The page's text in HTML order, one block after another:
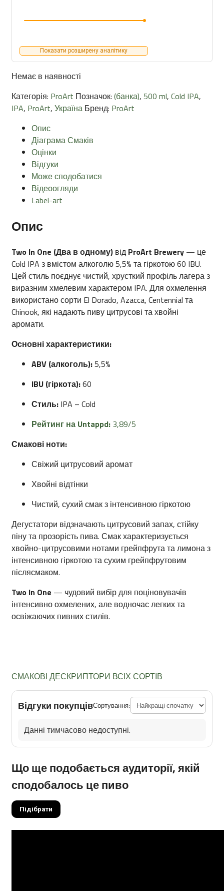
Показати розширену аналітику
Немає в наявності
Категорія: ProArt Позначок: (банка), 500 ml, Cold IPA,
IPA, ProArt, Україна Бренд: ProArt
Опис
Діаграма Смаків
Оцінки
Відгуки
Може сподобатися
Відеоогляди
Label-art
Опис
Two In One (Два в одному) від ProArt Brewery — це
Cold IPA з вмістом алкоголю 5,5% та гіркотою 60 IBU.
Цей стиль поєднує чистий, хрусткий профіль лагера з
виразним хмелевим характером IPA. Для охмелення
використано сорти El Dorado, Azacca, Centennial та
Chinook, які надають пиву цитрусові та хвойні
аромати.
Основні характеристики:
ABV (алкоголь):5,5%
IBU (гіркота):60
Стиль: IPA – Cold
Рейтинг на Untappd: 3,89/5
Смакові ноти:
Свіжий цитрусовий аромат
Хвойні відтінки
Чистий, сухий смак з інтенсивною гіркотою
Дегустатори відзначають цитрусовий запах, стійку
піну та прозорість пива. Смак характеризується
хвойно-цитрусовими нотами грейпфрута та лимона з
інтенсивною гіркотою та сухим грейпфрутовим
післясмаком.
Two In One — чудовий вибір для поціновувачів
інтенсивно охмелених, але водночас легких та
освіжаючих пивних стилів.
СМАКОВІ ДЕСКРИПТОРИ ВСІХ СОРТІВ
Відгуки покупцівСортування:
Данні тимчасово недоступні.
Що ще подобається аудиторії, якій
сподобалось це пиво
Підібрати